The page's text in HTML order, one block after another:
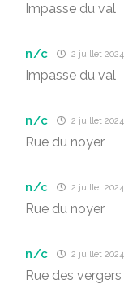
Impasse du val
n/c 2 juillet
Impasse du val
n/c 2 juillet
Rue du noyer
n/c 2 juillet
Rue du noyer
n/c 2 juillet
Rue des vergers